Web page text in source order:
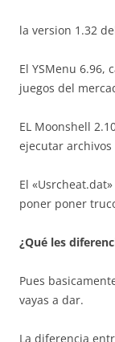
la version 1.32
El YSMenu 6.96,
juegos del
EL Moonshell
ejecutar
El
poner poner
¿Qué les
Pues
vayas a dar.
La diferencia